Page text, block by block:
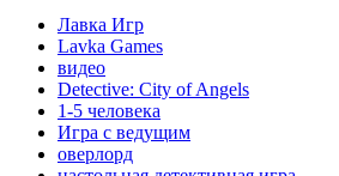
Лавка Игр
Lavka Games
видео
Detective: City of Angels
1-5 человека
Игра с ведущим
оверлорд